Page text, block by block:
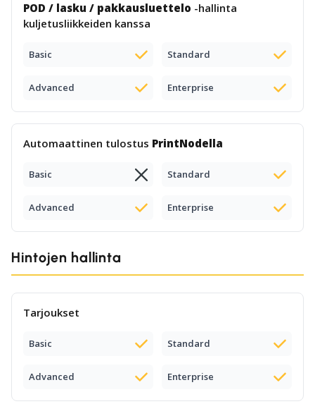
POD / lasku / pakkausluettelo -hallinta
kuljetusliikkeiden kanssa
Basic Standard
Advanced Enterprise
Automaattinen tulostus PrintNodella
Basic Standard
Advanced Enterprise
Hintojen hallinta
Tarjoukset
Basic Standard
Advanced Enterprise